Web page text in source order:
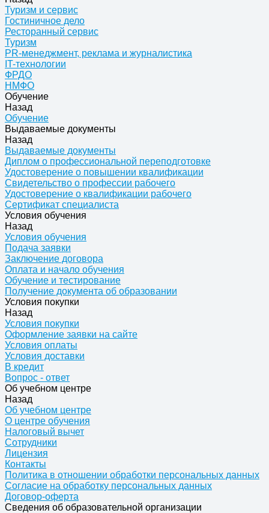
Туризм и сервис
Гостиничное дело
Ресторанный сервис
Туризм
PR-менеджмент, реклама и журналистика
IT-технологии
ФРДО
НМФО
Обучение
Назад
Обучение
Выдаваемые документы
Назад
Выдаваемые документы
Диплом о профессиональной переподготовке
Удостоверение о повышении квалификации
Свидетельство о профессии рабочего
Удостоверение о квалификации рабочего
Сертификат специалиста
Условия обучения
Назад
Условия обучения
Подача заявки
Заключение договора
Оплата и начало обучения
Обучение и тестирование
Получение документа об образовании
Условия покупки
Назад
Условия покупки
Оформление заявки на сайте
Условия оплаты
Условия доставки
В кредит
Вопрос - ответ
Об учебном центре
Назад
Об учебном центре
О центре обучения
Налоговый вычет
Сотрудники
Лицензия
Контакты
Политика в отношении обработки персональных данных
Согласие на обработку персональных данных
Договор-оферта
Сведения об образовательной организации